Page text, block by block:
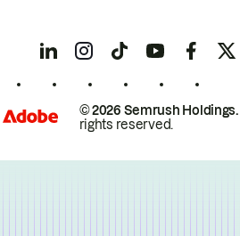
© 2026 Semrush Holdings.
rights reserved.